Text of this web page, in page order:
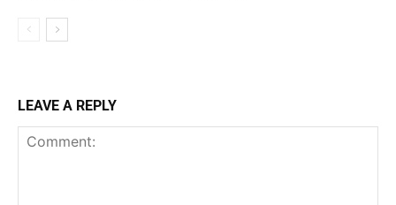
LEAVE A REPLY